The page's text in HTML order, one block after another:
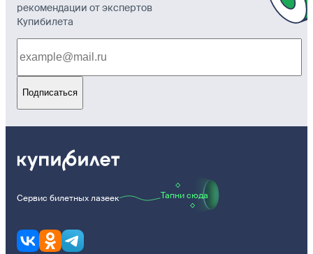
рекомендации от экспертов
Купибилета
Подписаться
Сервис билетных лазеек Тапни сюда